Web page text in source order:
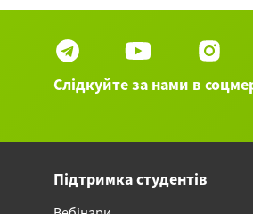
Слідкуйте за нами в
Підтримка студентів